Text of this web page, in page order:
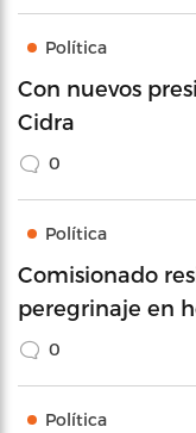
Política
Con nuevos
Cidra
0
Política
Comisionado
peregrinaje en
0
Política